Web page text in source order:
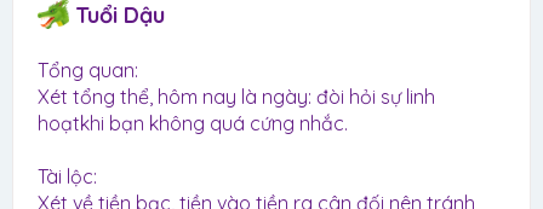
Tuổi Dậu
Tổng quan:
Xét tổng thể, hôm nay là ngày: đòi hỏi sự linh
hoạtkhi bạn không quá cứng nhắc.
Tài lộc:
Xét về tiền bạc, tiền vào tiền ra cân đối nên tránh